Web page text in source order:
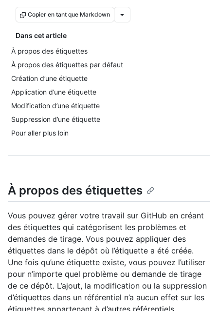
Copier en tant que Markdown
Dans cet article
À propos des étiquettes
À propos des étiquettes par défaut
Création d’une étiquette
Application d’une étiquette
Modification d’une étiquette
Suppression d’une étiquette
Pour aller plus loin
À propos des étiquettes
Vous pouvez gérer votre travail sur GitHub en créant
des étiquettes qui catégorisent les problèmes et
demandes de tirage. Vous pouvez appliquer des
étiquettes dans le dépôt où l’étiquette a été créée.
Une fois qu’une étiquette existe, vous pouvez l’utiliser
pour n’importe quel problème ou demande de tirage
de ce dépôt. L’ajout, la modification ou la suppression
d’étiquettes dans un référentiel n’a aucun effet sur les